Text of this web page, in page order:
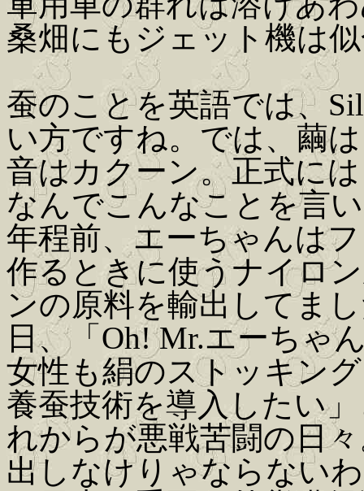
桑畑にもジェット機は
蚕のことを英語では、
い方ですね。では、繭
音はカクーン。正式に
なんでこんなことを言
年程前、エーちゃんは
作るときに使うナイロ
ンの原料を輸出してま
日、「Oh! Mr.エーちゃ
女性も絹のストッキン
養蚕技術を導入したい
れからが悪戦苦闘の日
出しなけりゃならない